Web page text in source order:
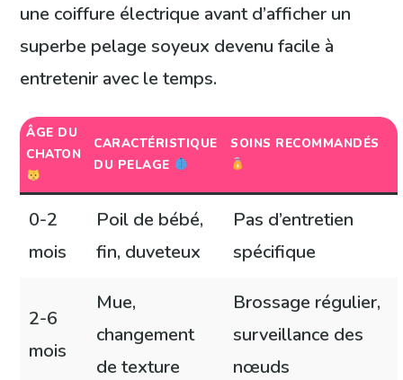
une coiffure électrique avant d’afficher un
superbe pelage soyeux devenu facile à
entretenir avec le temps.
ÂGE DU
CHATON
CARACTÉRISTIQUE
DU PELAGE
SOINS RECOMMANDÉS
0-2
mois
Poil de bébé,
fin, duveteux
Pas d’entretien
spécifique
2-6
mois
Mue,
changement
de texture
Brossage régulier,
surveillance des
nœuds